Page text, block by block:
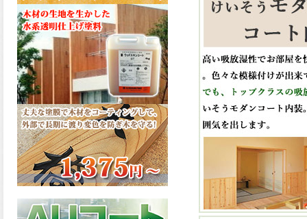
2026.03.04
長年ご愛顧いただいている
「ラッカー塗料」に抗ウイル
ス機能を追加しバージョンア
ップ、UAV-78700 クリヤーラ
ッカー・ハイフラットが新し
く販売開始致しました。ご購
入はこちらから。
2026.03.03
木の素材感はそのまま活か
し、汚れや日焼け・黄ばみを
防ぐことができる、白木肌2が
新しく販売開始致しました。
2026.03.03